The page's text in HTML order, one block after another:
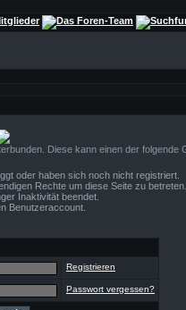
Diese kann einen der folgende
oder haben sich noch nicht registriert.
Rechte um diese Seite zu betreten.
Inaktivität beendet.
Benutzeraccount.
Registrieren
Passwort vergessen?